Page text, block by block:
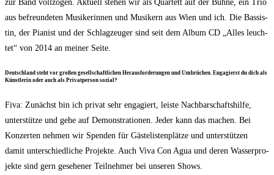
zur Band voll­zo­gen. Aktu­ell ste­hen wir als Quar­tett auf der Büh­ne, ein Trio
aus befreun­de­ten Musi­ke­rin­nen und Musi­kern aus Wien und ich. Die Bas­sis­
tin, der Pia­nist und der Schlag­zeu­ger sind seit dem Album CD „Alles leuch­
tet“ von 2014 an mei­ner Seite.
Deutsch­land steht vor gro­ßen gesell­schaft­li­chen Her­aus­for­de­run­gen und Umbrü­chen. Enga­gierst du dich als
Künst­le­rin oder auch als Pri­vat­per­son sozial?
Fiva: Zunächst bin ich pri­vat sehr enga­giert, leis­te Nach­bar­schafts­hil­fe,
unter­stüt­ze und gehe auf Demons­tra­tio­nen. Jeder kann das machen. Bei
Kon­zer­ten neh­men wir Spen­den für Gäs­te­lis­ten­plät­ze und unter­stüt­zen
damit unter­schied­li­che Pro­jek­te. Auch Viva Con Agua und deren Was­ser­pro­
jek­te sind gern gese­he­ner Teil­neh­mer bei unse­ren Shows.